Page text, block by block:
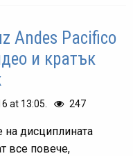
Andes Pacifico
и кратък
at 13:05. 247
на дисциплината
все повече,